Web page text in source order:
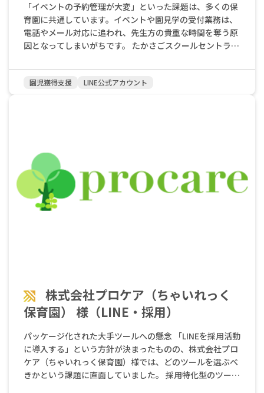
「イベントの予約管理が大変」といった課題は、多くの保
育園に共通しています。イベントや園見学の受付業務は、
電話やメール対応に追われ、先生方の貴重な時間を奪う原
因となってしまいがちです。 たかさごスクールセントラル
行っていました。電話は平日の先生が園にいる時間しか対
応できないため、保護者さん側にも不便さがありました。
まだ少なかった頃の、勇気ある決断でした。 新しい試みに
は、現場の先生方にも当然不安があったと言います。この
不安を大きく上回ったのが、LINEが持つ「手軽さ」と「利
便性」でした。 LINEはほとんどの人が日常的に使い慣れて
いるツールです。そのため、特別なアプリをダウンロード
多くの事務作業が発生していました。 ・電話・メールでの
申し込み対応・受付確認のメールを手動で送信・参加者名
簿を手作業で作成・イベント後のアンケート依頼メールを
送信 LINE導入後は、これらすべての作業が自動で一括完了
するようになりました。小笠原先生は、「本当に業務の負
担が大きく軽減されました」と、その効果を実感されてい
ます。 負担軽減が生んだ「イベントの質の向上」という好
循環 事務作業の負担が軽減されたことは、単なる業務効率
園児獲得支援 LINE公式アカウント
株式会社プロケア（ちゃいれっく
保育園） 様（LINE・採用）
パッケージ化された大手ツールへの懸念 「LINEを採用活動
に導入する」という方針が決まったものの、株式会社プロ
ケア（ちゃいれっく保育園）様では、どのツールを選ぶべ
きかという課題に直面していました。 採用特化型のツール